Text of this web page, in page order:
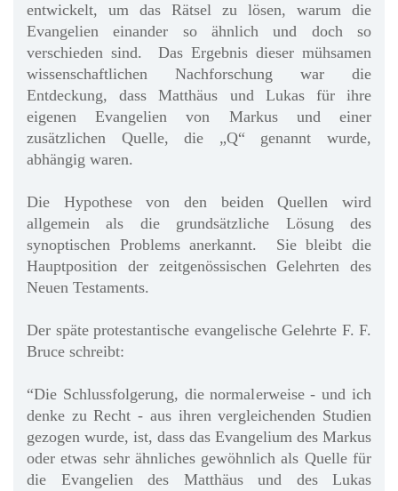
entwickelt, um das Rätsel zu lösen, warum die
Evangelien einander so ähnlich und doch so
verschieden sind. Das Ergebnis dieser mühsamen
wissenschaftlichen Nachforschung war die
Entdeckung, dass Matthäus und Lukas für ihre
eigenen Evangelien von Markus und einer
zusätzlichen Quelle, die „Q“ genannt wurde,
abhängig waren.
Die Hypothese von den beiden Quellen wird
allgemein als die grundsätzliche Lösung des
synoptischen Problems anerkannt. Sie bleibt die
Hauptposition der zeitgenössischen Gelehrten des
Neuen Testaments.
Der späte protestantische evangelische Gelehrte F. F.
Bruce schreibt:
“Die Schlussfolgerung, die normalerweise - und ich
denke zu Recht - aus ihren vergleichenden Studien
gezogen wurde, ist, dass das Evangelium des Markus
oder etwas sehr ähnliches gewöhnlich als Quelle für
die Evangelien des Matthäus und des Lukas